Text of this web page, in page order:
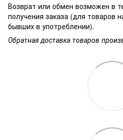
Возврат или обмен возможен в
получения заказа (для товаров
бывших в употреблении).
Обратная доставка товаров